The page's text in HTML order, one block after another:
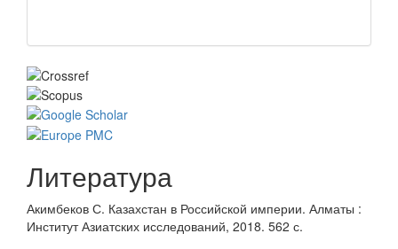
Литература
Акимбеков С. Казахстан в Российской империи. Алматы :
Институт Азиатских исследований, 2018. 562 с.